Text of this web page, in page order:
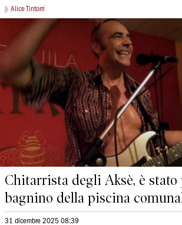
Alice Tintorri
Chitarrista degli Aksè, è stato
bagnino della piscina
31 dicembre 2025 08:39